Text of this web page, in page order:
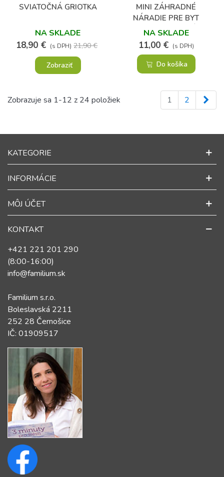
SVIATOČNÁ GRIOTKA
NA SKLADE
18,90 € (s DPH) 21,90 €
Zobraziť
MINI ZÁHRADNÉ
NÁRADIE PRE BYT
TERASU AJ BALKÓN
NA SKLADE
11,00 € (s DPH)
Do košíka
Zobrazuje sa 1-12 z 24 položiek 1 2
KATEGORIE
INFORMÁCIE
MÔJ ÚČET
KONTAKT
+421 221 201 290
(8:00-16:00)
info@familium.sk
Familium s.r.o.
Boleslavská 2211
252 28 Černošice
IČ: 01909517